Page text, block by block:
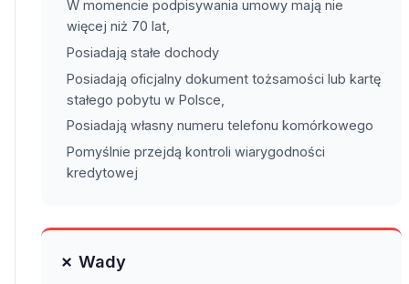
W momencie podpisywania umowy mają nie
więcej niż 70 lat,
Posiadają stałe dochody
Posiadają oficjalny dokument tożsamości lub kartę
stałego pobytu w Polsce,
Posiadają własny numeru telefonu komórkowego
Pomyślnie przejdą kontroli wiarygodności
kredytowej
✗ Wady